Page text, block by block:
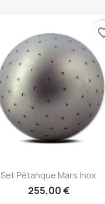
Set Pétanque Mars Inox
255,00 €